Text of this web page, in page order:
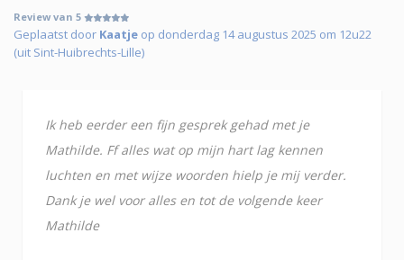
Review van 5
Geplaatst door Kaatje op donderdag 14 augustus 2025 om 12u22
(uit Sint-Huibrechts-Lille)
Ik heb eerder een fijn gesprek gehad met je
Mathilde. Ff alles wat op mijn hart lag kennen
luchten en met wijze woorden hielp je mij verder.
Dank je wel voor alles en tot de volgende keer
Mathilde